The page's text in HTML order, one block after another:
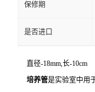
保修期
是否进口
直径-18mm,长-10cm
培养管是实验室中用